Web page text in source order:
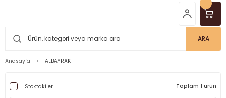
ARA
Anasayfa ALBAYRAK
Stoktakiler Toplam 1 ürün